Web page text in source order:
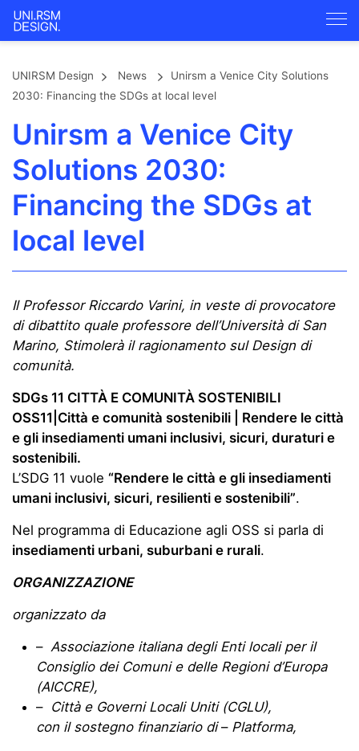
UNIRSM Design News
Unirsm a Venice City Solutions
2030: Financing the SDGs at local level
Unirsm a Venice City
Solutions 2030:
Financing the SDGs at
local level
Il Professor Riccardo Varini, in veste di provocatore
di dibattito quale professore dell’Università di San
Marino, Stimolerà il ragionamento sul Design di
comunità.
SDGs 11 CITTÀ E COMUNITÀ SOSTENIBILI
OSS11|Città e comunità sostenibili | Rendere le città
e gli insediamenti umani inclusivi, sicuri, duraturi e
sostenibili.
L’SDG 11 vuole “Rendere le città e gli insediamenti
umani inclusivi, sicuri, resilienti e sostenibili”.
Nel programma di Educazione agli OSS si parla di
insediamenti urbani, suburbani e rurali.
ORGANIZZAZIONE
organizzato da
– Associazione italiana degli Enti locali per il
Consiglio dei Comuni e delle Regioni d’Europa
(AICCRE),
– Città e Governi Locali Uniti (CGLU),
con il sostegno finanziario di– Platforma,